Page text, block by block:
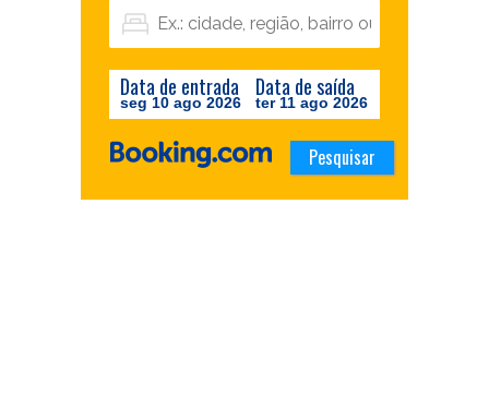
Data de entrada
seg 10 ago 2026
Data de saída
ter 11 ago 2026